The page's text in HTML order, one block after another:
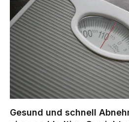
Gesund und schnell